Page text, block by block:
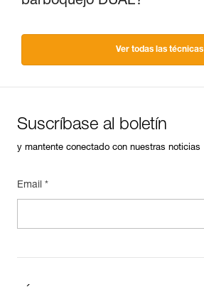
Ver todas las técnicas
Suscríbase al boletín
y mantente conectado con nuestras noticias
Email *